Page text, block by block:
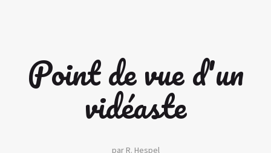
Point de vue d'un
vidéaste
par R. Hespel